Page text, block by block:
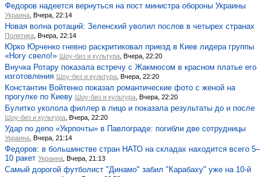
Федоров надеется вернуться на пост министра обороны Украины
Украина , Вчера, 22:14
Новая волна ротаций: Зеленский уволил послов в четырех странах
Политика , Вчера, 22:14
Юрко Юрченко гневно раскритиковал приезд в Киев лидера группы
«Ногу свело!» Шоу-биз и культура , Вчера, 22:20
Внучка Ротару показала встречу с Жакмюсом в красном платье его
изготовления Шоу-биз и культура , Вчера, 22:20
Константин Войтенко показал романтические фото с женой на
прогулке по Киеву Шоу-биз и культура , Вчера, 22:20
Булитко уколола филлер в лицо и показала результаты до и после
Шоу-биз и культура , Вчера, 22:20
Удар по депо «Укрпочты» в Павлограде: погибли две сотрудницы
Украина , Вчера, 21:14
Федоров: в большинстве стран НАТО на складах находится всего 5–
10 ракет Украина , Вчера, 21:13
Самый дорогой футболист "Динамо" забил "Карабаху" уже на 10-й